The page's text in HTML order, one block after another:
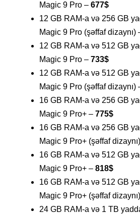
Magic 9 Pro – 677$
12 GB RAM-a və 256 GB
Magic 9 Pro (şəffaf dizaynı)
12 GB RAM-a və 512 GB
Magic 9 Pro – 733$
12 GB RAM-a və 512 GB
Magic 9 Pro (şəffaf dizaynı)
16 GB RAM-a və 256 GB
Magic 9 Pro+ – 775$
16 GB RAM-a və 256 GB
Magic 9 Pro+ (şəffaf
16 GB RAM-a və 512 GB
Magic 9 Pro+ – 818$
16 GB RAM-a və 512 GB
Magic 9 Pro+ (şəffaf
24 GB RAM-a və 1 TB